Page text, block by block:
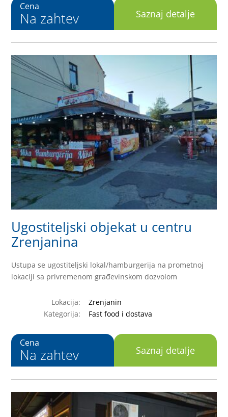
Cena
Na zahtev Saznaj detalje
Ugostiteljski objekat u centru
Zrenjanina
Ustupa se ugostiteljski lokal/hamburgerija na prometnoj
lokaciji sa privremenom građevinskom dozvolom
Lokacija:
Zrenjanin
Kategorija:
Fast food i dostava
Cena
Na zahtev Saznaj detalje